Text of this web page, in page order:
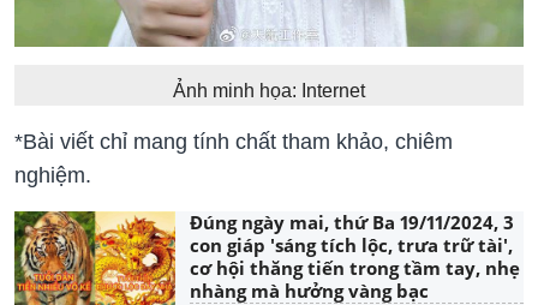
Ảnh minh họa: Internet
*Bài viết chỉ mang tính chất tham khảo, chiêm
nghiệm.
Đúng ngày mai, thứ Ba 19/11/2024, 3
con giáp 'sáng tích lộc, trưa trữ tài',
cơ hội thăng tiến trong tầm tay, nhẹ
nhàng mà hưởng vàng bạc